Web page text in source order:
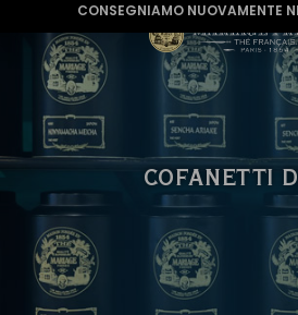
CONSEGNIAMO NUOVAMENTE
COFANETTI